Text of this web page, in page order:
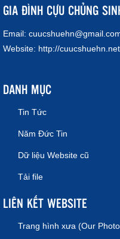
GIA ĐÌNH CỰU CHỦNG
Email:
Website: http://cuucshuehn.net
DANH MỤC
Tin Tức
Năm Đức Tin
Dữ liệu Website cũ
Tải file
LIÊN KẾT WEBSITE
Trang hình xưa (Our